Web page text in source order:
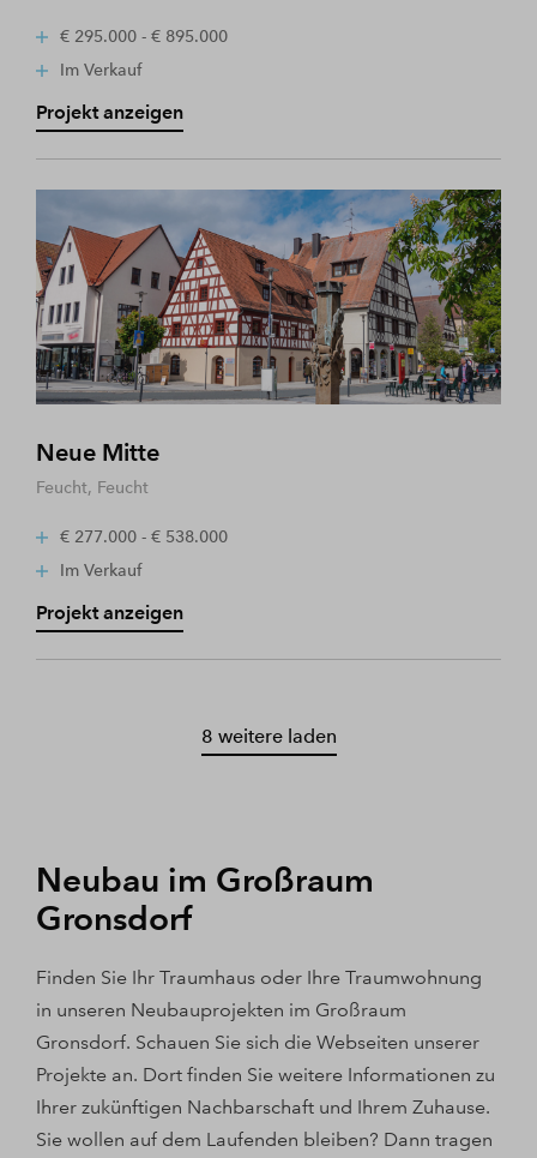
€ 295.000 - € 895.000
Im Verkauf
Projekt anzeigen
Neue Mitte
Feucht, Feucht
€ 277.000 - € 538.000
Im Verkauf
Projekt anzeigen
8 weitere laden
Neubau im Großraum
Gronsdorf
Finden Sie Ihr Traumhaus oder Ihre Traumwohnung
in unseren Neubauprojekten im Großraum
Gronsdorf. Schauen Sie sich die Webseiten unserer
Projekte an. Dort finden Sie weitere Informationen zu
Ihrer zukünftigen Nachbarschaft und Ihrem Zuhause.
Sie wollen auf dem Laufenden bleiben? Dann tragen